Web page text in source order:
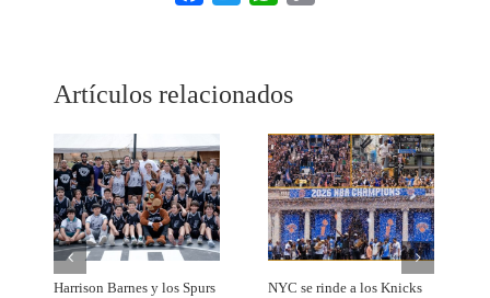
Artículos relacionados
Harrison Barnes y los Spurs
NYC se rinde a los Knicks